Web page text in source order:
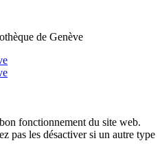
de Genève
fonctionnement du site web.
pas les désactiver si un autre type